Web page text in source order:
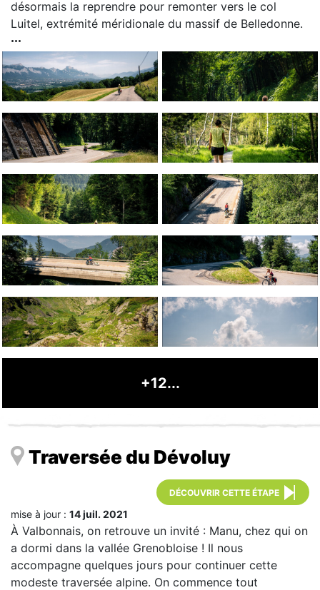
désormais la reprendre pour remonter vers le col
Luitel, extrémité méridionale du massif de Belledonne.
+12...
Traversée du Dévoluy
DÉCOUVRIR CETTE ÉTAPE
mise à jour : 14 juil. 2021
À Valbonnais, on retrouve un invité : Manu, chez qui on
a dormi dans la vallée Grenobloise ! Il nous
accompagne quelques jours pour continuer cette
modeste traversée alpine. On commence tout